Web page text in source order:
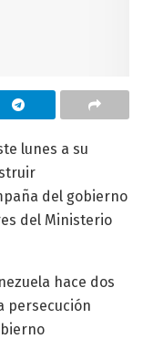
lunes a su
del gobierno
del Ministerio
hace dos
persecución